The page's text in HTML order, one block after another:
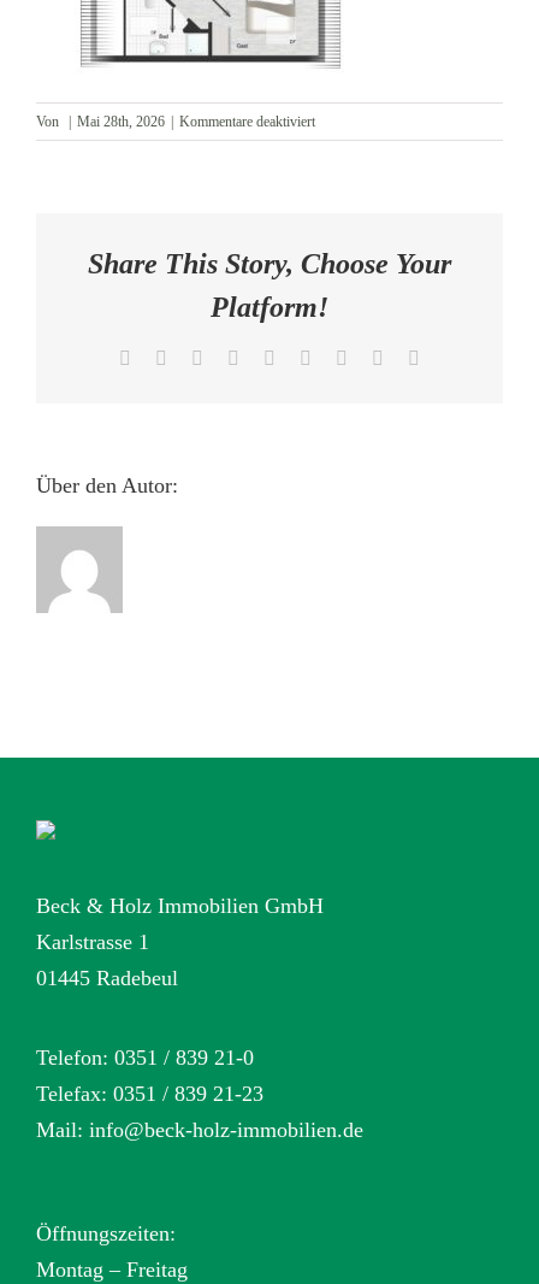
AKTUELLES
KONTAKT
Von Mai 28th, 2026 Kommentare deaktiviertfür
Grundriss
Share This Story, Choose Your
Platform!
Facebook Reddit LinkedInWhatsApp
TumblrPinterest
Über den Autor:
Beck & Holz Immobilien GmbH
Karlstrasse 1
01445 Radebeul
Telefon: 0351 / 839 21-0
Telefax: 0351 / 839 21-23
Mail: info@beck-holz-immobilien.de
Öffnungszeiten:
Montag – Freitag